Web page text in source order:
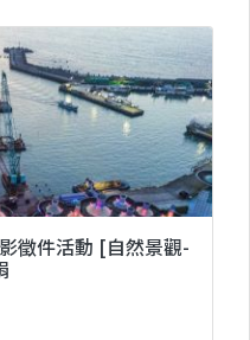
徵件活動 [自然景觀-